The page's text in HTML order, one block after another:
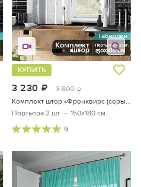
3 230 руб.
3 800 руб.
КУПИТЬ
Комплект штор «Френквирс (серый)»
Портьера 2 шт. — 150х180 см.
9